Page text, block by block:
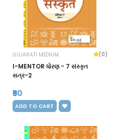
GUJARATI MEDIUM (0)
I-MENTOR ધોરણ - 7 સંસ્કૃત
સત્ર-2
₹50
ADD TO CART